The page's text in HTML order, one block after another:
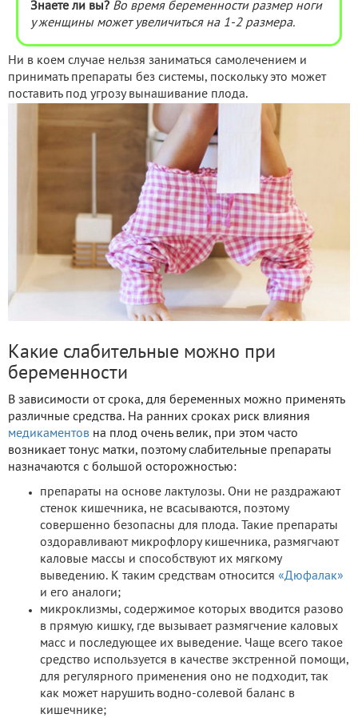
Знаете ли вы? Во время беременности размер ноги
у женщины может увеличиться на 1-2 размера.
Ни в коем случае нельзя заниматься самолечением и
принимать препараты без системы, поскольку это может
поставить под угрозу вынашивание плода.
Какие слабительные можно при
беременности
В зависимости от срока, для беременных можно применять
различные средства. На ранних сроках риск влияния
медикаментов на плод очень велик, при этом часто
возникает тонус матки, поэтому слабительные препараты
назначаются с большой осторожностью:
препараты на основе лактулозы. Они не раздражают
стенок кишечника, не всасываются, поэтому
совершенно безопасны для плода. Такие препараты
оздоравливают микрофлору кишечника, размягчают
каловые массы и способствуют их мягкому
выведению. К таким средствам относится «Дюфалак»
и его аналоги;
микроклизмы, содержимое которых вводится разово
в прямую кишку, где вызывает размягчение каловых
масс и последующее их выведение. Чаще всего такое
средство используется в качестве экстренной помощи,
для регулярного применения оно не подходит, так
как может нарушить водно-солевой баланс в
кишечнике;